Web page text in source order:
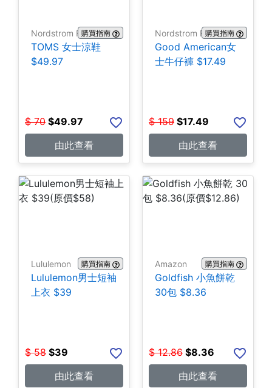
Nordstrom Rack購買指南
TOMS 女士涼鞋
$49.97
$ 70 $49.97
由此查看
Nordstrom Rack購買指南
Good American女
士牛仔褲 $17.49
$ 159 $17.49
由此查看
Lululemon 購買指南
Lululemon男士短袖
上衣 $39
$ 58 $39
由此查看
Amazon 購買指南
Goldfish 小魚餅乾
30包 $8.36
$ 12.86 $8.36
由此查看